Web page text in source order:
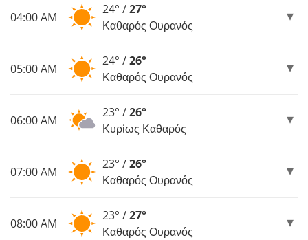
04:00 AM
24° /27°
Καθαρός Ουρανός
05:00 AM
24° /26°
Καθαρός Ουρανός
06:00 AM
23° /26°
Κυρίως Καθαρός
07:00 AM
23° /26°
Καθαρός Ουρανός
08:00 AM
23° /27°
Καθαρός Ουρανός